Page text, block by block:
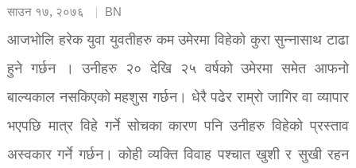
साउन १७, २०७६ BN
आजभोलि हरेक युवा युवतीहरु कम उमेरमा विहेको कुरा सुन्नासाथ टाढा
हुने गर्छन । उनीहरु २० देखि २५ वर्षको उमेरमा समेत आफनो
बाल्यकाल नसकिएको महशुस गर्छन। धेरै पढेर राम्रो जागिर वा व्यापार
भएपछि मात्र विहे गर्ने सोचका कारण पनि उनीहरु विहेको प्रस्ताव
अस्वकार गर्ने गर्छन। कोही व्यक्ति विवाह पश्चात खुशी र सुखी रहन